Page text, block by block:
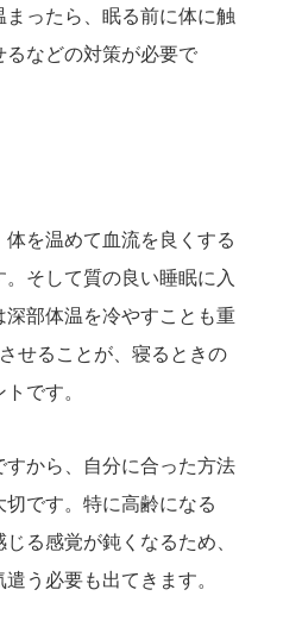
ったら、眠る前に体に触
などの対策が必要で
を温めて血流を良くする
そして質の良い睡眠に入
部体温を冷やすことも重
せることが、寝るときの
です。
から、自分に合った方法
です。特に高齢になる
る感覚が鈍くなるため、
う必要も出てきます。